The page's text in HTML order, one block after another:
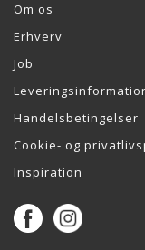
Om os
Erhverv
Job
Handelsbetingelser
Cookie- og
Inspiration